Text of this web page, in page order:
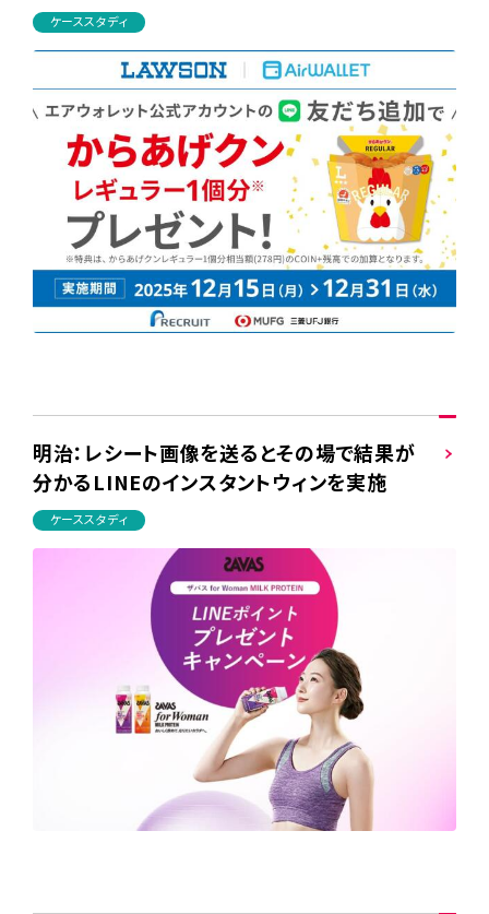
ケーススタディ
明治：レシート画像を送るとその場で結果が
分かるLINEのインスタントウィンを実施
ケーススタディ